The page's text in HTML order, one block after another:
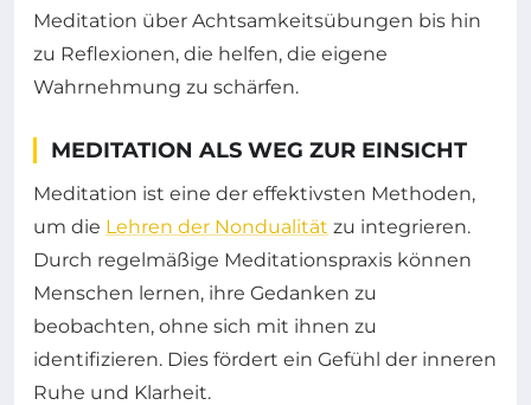
Meditation über Achtsamkeitsübungen bis hin
zu Reflexionen, die helfen, die eigene
Wahrnehmung zu schärfen.
MEDITATION ALS WEG ZUR EINSICHT
Meditation ist eine der effektivsten Methoden,
um die Lehren der Nondualität zu integrieren.
Durch regelmäßige Meditationspraxis können
Menschen lernen, ihre Gedanken zu
beobachten, ohne sich mit ihnen zu
identifizieren. Dies fördert ein Gefühl der inneren
Ruhe und Klarheit.